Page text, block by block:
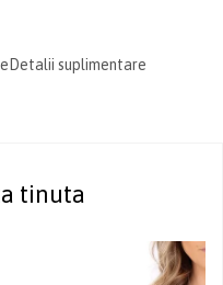
Detalii suplimentare
tinuta